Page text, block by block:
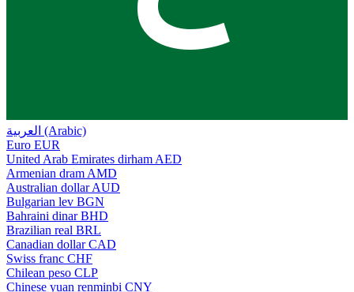
العربية (Arabic)
Euro EUR
United Arab Emirates dirham AED
Armenian dram AMD
Australian dollar AUD
Bulgarian lev BGN
Bahraini dinar BHD
Brazilian real BRL
Canadian dollar CAD
Swiss franc CHF
Chilean peso CLP
Chinese yuan renminbi CNY